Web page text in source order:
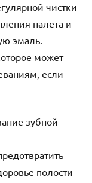
чистки
налета и
эмаль.
может
если
зубной
полости